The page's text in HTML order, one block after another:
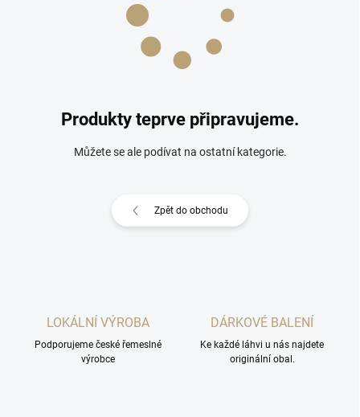
Produkty teprve připravujeme.
Můžete se ale podívat na ostatní kategorie.
Zpět do obchodu
LOKÁLNÍ VÝROBA
Podporujeme české řemeslné
výrobce
DÁRKOVÉ BALENÍ
Ke každé láhvi u nás najdete
originální obal.